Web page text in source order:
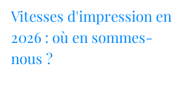
Vitesses d'impression en
2026 : où en sommes-
nous ?